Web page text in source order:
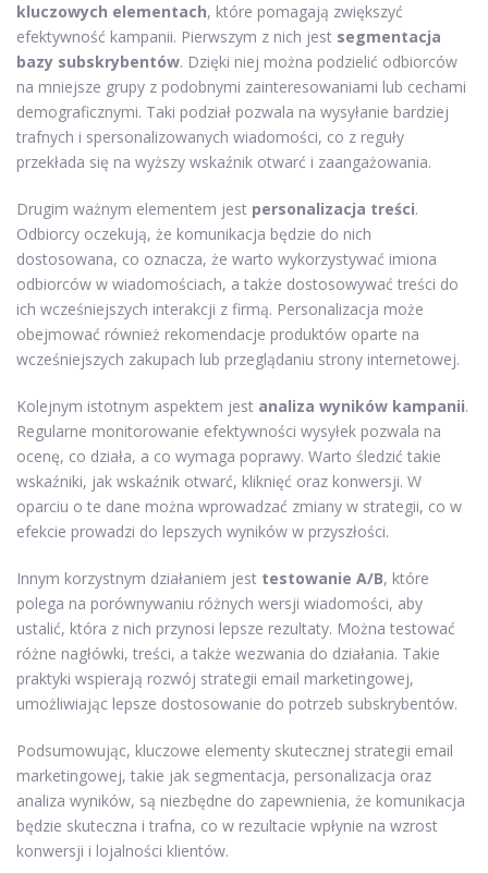
kluczowych elementach, które pomagają zwiększyć
efektywność kampanii. Pierwszym z nich jest segmentacja
bazy subskrybentów. Dzięki niej można podzielić odbiorców
na mniejsze grupy z podobnymi zainteresowaniami lub cechami
demograficznymi. Taki podział pozwala na wysyłanie bardziej
trafnych i spersonalizowanych wiadomości, co z reguły
przekłada się na wyższy wskaźnik otwarć i zaangażowania.
Drugim ważnym elementem jest personalizacja treści.
Odbiorcy oczekują, że komunikacja będzie do nich
dostosowana, co oznacza, że warto wykorzystywać imiona
odbiorców w wiadomościach, a także dostosowywać treści do
ich wcześniejszych interakcji z firmą. Personalizacja może
obejmować również rekomendacje produktów oparte na
wcześniejszych zakupach lub przeglądaniu strony internetowej.
Kolejnym istotnym aspektem jest analiza wyników kampanii.
Regularne monitorowanie efektywności wysyłek pozwala na
ocenę, co działa, a co wymaga poprawy. Warto śledzić takie
wskaźniki, jak wskaźnik otwarć, kliknięć oraz konwersji. W
oparciu o te dane można wprowadzać zmiany w strategii, co w
efekcie prowadzi do lepszych wyników w przyszłości.
Innym korzystnym działaniem jest testowanie A/B, które
polega na porównywaniu różnych wersji wiadomości, aby
ustalić, która z nich przynosi lepsze rezultaty. Można testować
różne nagłówki, treści, a także wezwania do działania. Takie
praktyki wspierają rozwój strategii email marketingowej,
umożliwiając lepsze dostosowanie do potrzeb subskrybentów.
Podsumowując, kluczowe elementy skutecznej strategii email
marketingowej, takie jak segmentacja, personalizacja oraz
analiza wyników, są niezbędne do zapewnienia, że komunikacja
będzie skuteczna i trafna, co w rezultacie wpłynie na wzrost
konwersji i lojalności klientów.